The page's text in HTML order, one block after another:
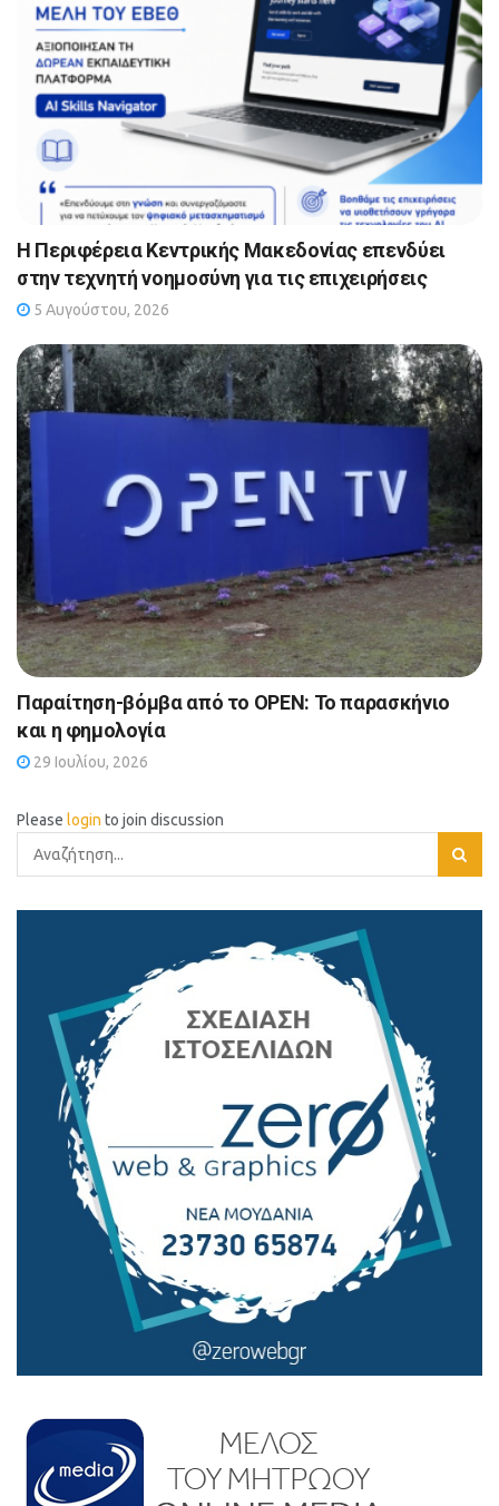
Η Περιφέρεια Κεντρικής Μακεδονίας επενδύει
στην τεχνητή νοημοσύνη για τις επιχειρήσεις
5 Αυγούστου, 2026
Παραίτηση-βόμβα από το OPEN: Το παρασκήνιο
και η φημολογία
29 Ιουλίου, 2026
Please login to join discussion